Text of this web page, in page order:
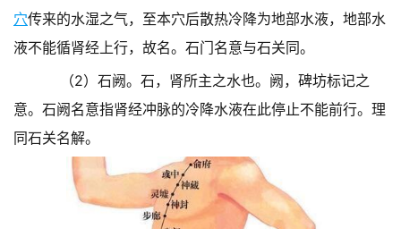
穴传来的水湿之气，至本穴后散热冷降为地部水液，地部水
液不能循肾经上行，故名。石门名意与石关同。
（2）石阙。石，肾所主之水也。阙，碑坊标记之
意。石阙名意指肾经冲脉的冷降水液在此停止不能前行。理
同石关名解。